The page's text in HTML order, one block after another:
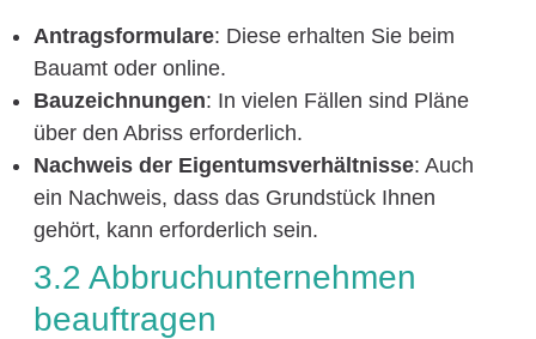
Antragsformulare: Diese erhalten Sie beim
Bauamt oder online.
Bauzeichnungen: In vielen Fällen sind Pläne
über den Abriss erforderlich.
Nachweis der Eigentumsverhältnisse: Auch
ein Nachweis, dass das Grundstück Ihnen
gehört, kann erforderlich sein.
3.2 Abbruchunternehmen
beauftragen